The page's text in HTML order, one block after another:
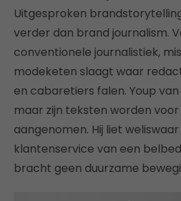
Uitgesproken
verder dan brand journalism.
conventionele journalistiek,
modeketen slaagt waar
en cabaretiers falen. Youp
maar zijn teksten worden
aangenomen. Hij liet
klantenservice van een
bracht geen duurzame